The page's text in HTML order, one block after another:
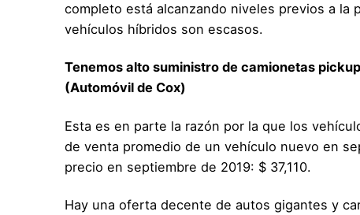
completo está alcanzando niveles previos a la
vehículos híbridos son escasos.
Tenemos alto suministro de camionetas
(Automóvil de Cox)
Esta es en parte la razón por la que los
de venta promedio de un vehículo nuevo en
precio en septiembre de 2019: $ 37,110.
Hay una oferta decente de autos gigantes y